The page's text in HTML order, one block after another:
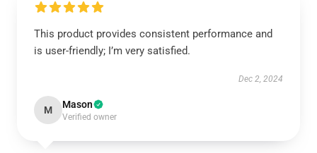
This product provides consistent performance and
is user-friendly; I’m very satisfied.
Dec 2, 2024
M Mason
Verified owner